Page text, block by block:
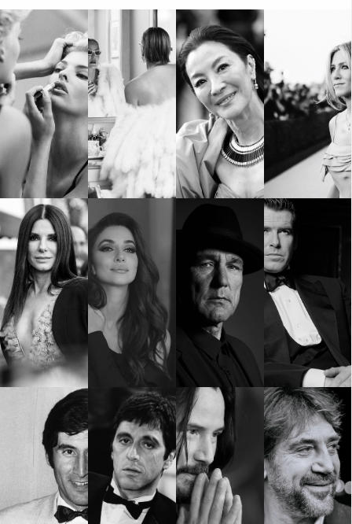
КАТЕГОРИИ
Wine&Dine
Подкасти
Мода
Dialogue
Изкуство
Красота
Цветно
Гурме
Пътувай
Wellness
ЗА НАС
Условия за
ползване
За нас
Реклама
Политика за
поверителност
ModerenDom
СЛЕДВАЙТЕ НИ
Facebook Instagram Twitter
Pinterest
YouTube
Spotify Soundcloud
Ако нашият сайт ви харесва, можете да се абонирате за
седмичния ни нюзлетър тук:
© 2026, HighViewArt | Всички права запазени